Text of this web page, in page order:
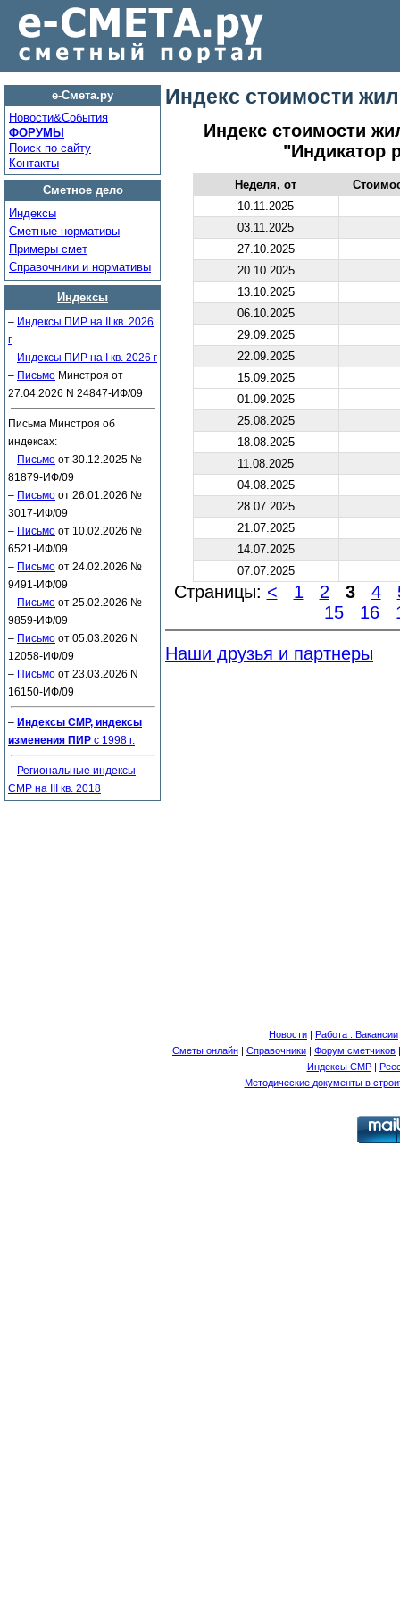
е-Смета.ру
Новости&Cобытия
ФОРУМЫ
Поиск по сайту
Контакты
Сметное дело
Индексы
Сметные нормативы
Примеры смет
Справочники и нормативы
Индексы
– Индексы ПИР на II кв. 2026
г
– Индексы ПИР на I кв. 2026 г
– Письмо Минстроя от
27.04.2026 N 24847-ИФ/09
Письма Минстроя об
индексах:
– Письмо от 30.12.2025 №
81879-ИФ/09
– Письмо от 26.01.2026 №
3017-ИФ/09
– Письмо от 10.02.2026 №
6521-ИФ/09
– Письмо от 24.02.2026 №
9491-ИФ/09
– Письмо от 25.02.2026 №
9859-ИФ/09
– Письмо от 05.03.2026 N
12058-ИФ/09
– Письмо от 23.03.2026 N
16150-ИФ/09
– Индексы СМР, индексы
изменения ПИР с 1998 г.
– Региональные индексы
СМР на III кв. 2018
Индекс стоимости
Индекс стоимости
"Индикатор
Неделя, от
10.11.2025
03.11.2025
27.10.2025
20.10.2025
13.10.2025
06.10.2025
29.09.2025
22.09.2025
15.09.2025
01.09.2025
25.08.2025
18.08.2025
11.08.2025
04.08.2025
28.07.2025
21.07.2025
14.07.2025
07.07.2025
Страницы: < 1 2 3 4
15
16
Наши друзья и партнеры
Новости | Работа : Вакансии
Сметы онлайн | Справочники | Форум сметчиков
Индексы СМР|
Методические документы в